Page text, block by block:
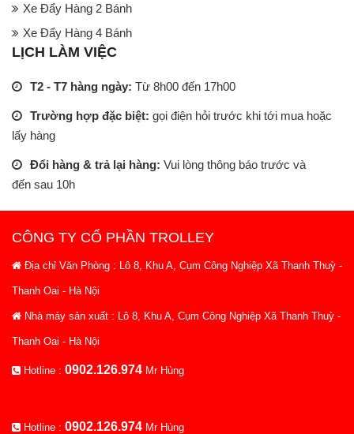
Xe Đẩy Hàng 2 Bánh
Xe Đẩy Hàng 4 Bánh
LỊCH LÀM VIỆC
T2 - T7 hàng ngày: Từ 8h00 đến 17h00
Trường hợp đặc biệt: gọi điện hỏi trước khi tới mua hoặc
lấy hàng
Đổi hàng & trả lại hàng: Vui lòng thông báo trước và
đến sau 10h
CÔNG TY CỔ PHẦN TROLLEY
Địa chỉ Văn Phòng : Lô 8, Khu A, Cụm Công Nghiệp Xã Thanh Thuỳ -
Thanh Oai - Hà Nội
Nhà máy sản xuất : Lô 8, Khu A, Cụm Công Nghiệp Xã Thanh Thuỳ -
Thanh Oai - Hà Nội
Hotline : 0902.126.974 Mr Hùng
Hotline : 0902.126.974 Mr Hùng